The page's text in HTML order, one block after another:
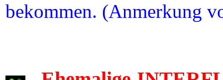
bekommen. (Anmerkung